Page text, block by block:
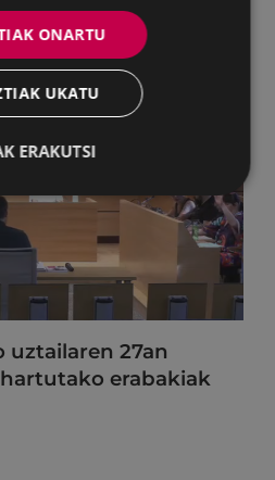
uztailaren 27an
erabakiak
ONARTU
UKATU
ERAKUTSI